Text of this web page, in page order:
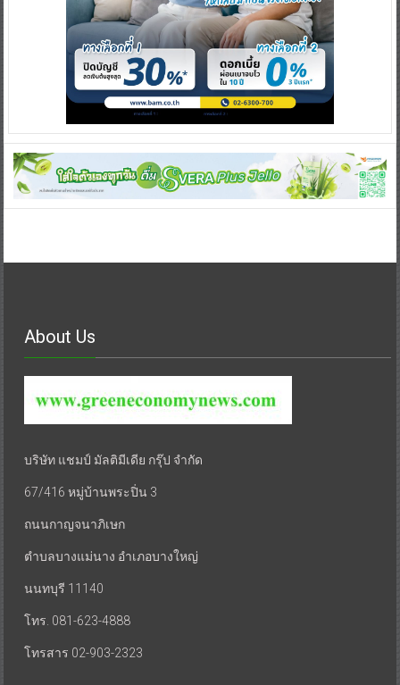
About Us
บริษัท แชมป์ มัลติมีเดีย กรุ๊ป จำกัด
67/416 หมู่บ้านพระปิ่น 3
ถนนกาญจนาภิเษก
ตำบลบางแม่นาง อำเภอบางใหญ่
นนทบุรี 11140
โทร. 081-623-4888
โทรสาร 02-903-2323